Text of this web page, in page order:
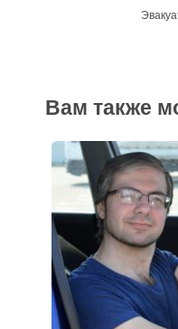
Вам также